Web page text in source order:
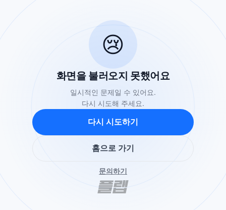
😢
화면을 불러오지 못했어요
일시적인 문제일 수 있어요.
다시 시도해 주세요.
다시 시도하기
홈으로 가기
문의하기